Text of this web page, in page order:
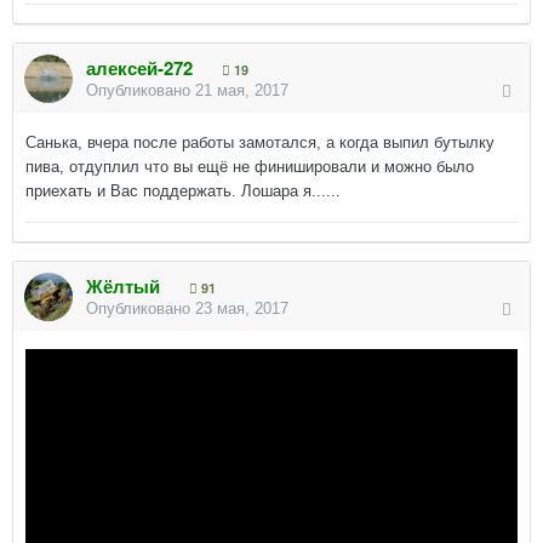
алексей-272
19
Опубликовано 21 мая, 2017
Санька, вчера после работы замотался, а когда выпил бутылку
пива, отдуплил что вы ещё не финишировали и можно было
приехать и Вас поддержать. Лошара я......
Жёлтый
91
Опубликовано 23 мая, 2017